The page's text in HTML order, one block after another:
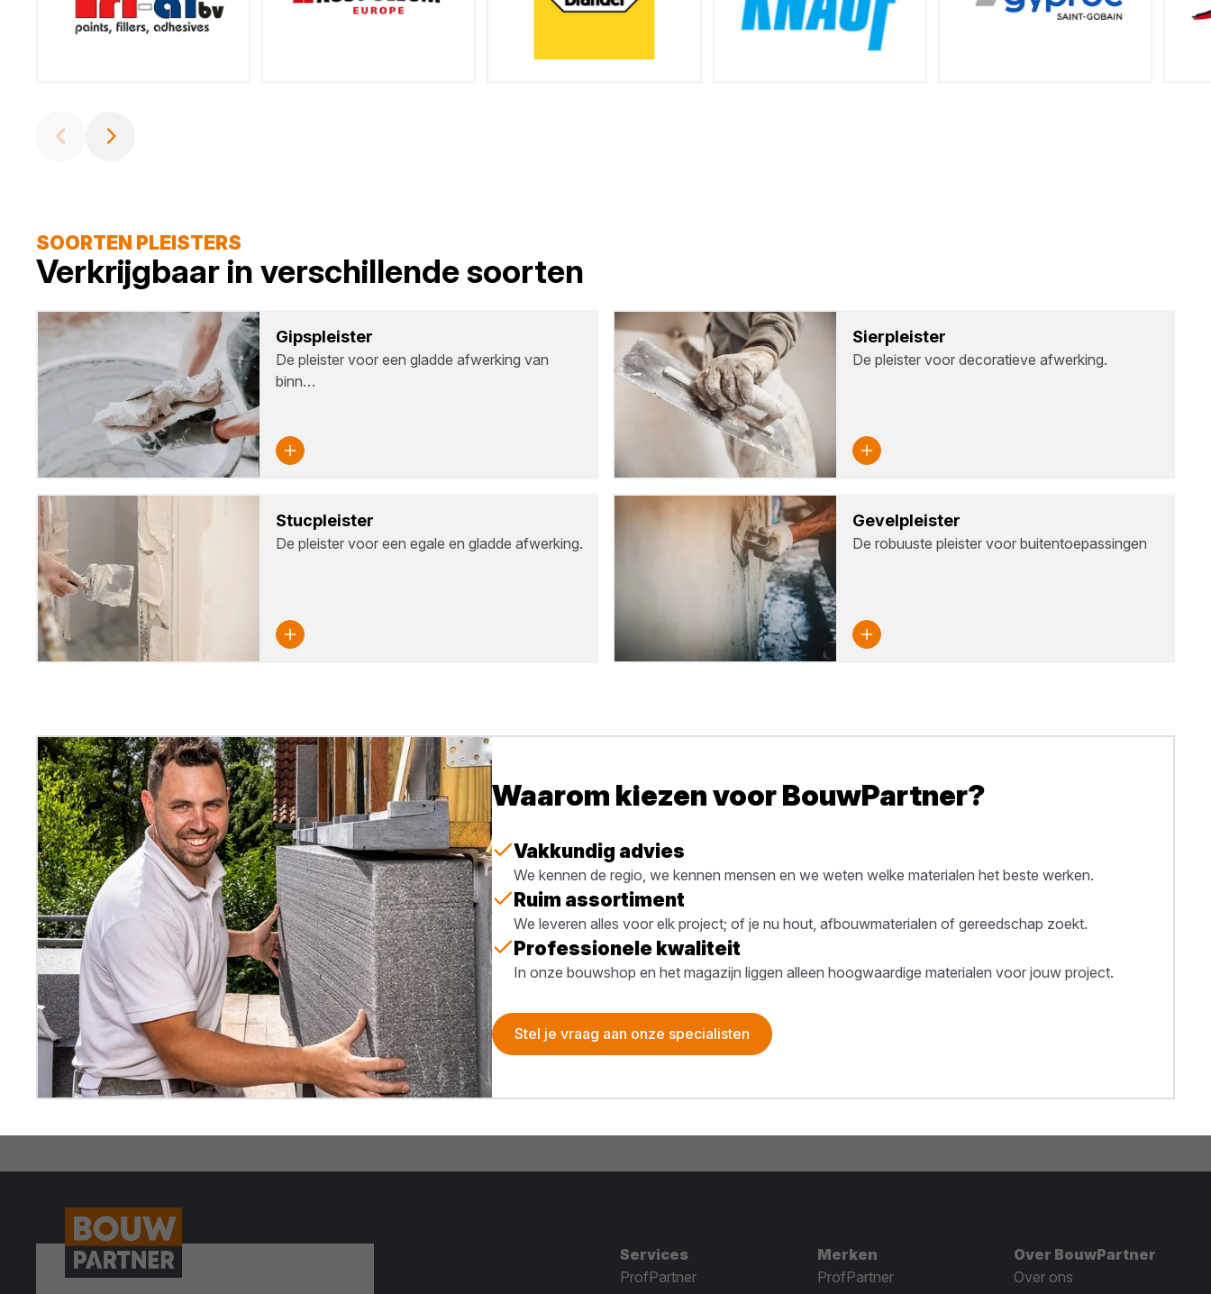
SOORTEN PLEISTERS
Verkrijgbaar in verschillende soorten
Gips­pleis­ter
De pleister voor een gladde afwerking van
binn…
Sier­pleis­ter
De pleister voor decoratieve afwerking.
Stuc­pleis­ter
De pleister voor een egale en gladde afwerking.
Gevel­pleis­ter
De robuuste pleister voor buitentoepassingen
Waarom kiezen voor BouwPartner?
Vakkundig advies
We kennen de regio, we kennen mensen en we weten welke materialen het beste werken.
Ruim assortiment
We leveren alles voor elk project; of je nu hout, afbouwmaterialen of gereedschap zoekt.
Professionele kwaliteit
In onze bouwshop en het magazijn liggen alleen hoogwaardige materialen voor jouw project.
Stel je vraag aan onze specialisten
Services
ProfPartner
Merken
ProfPartner
Over BouwPartner
Over ons